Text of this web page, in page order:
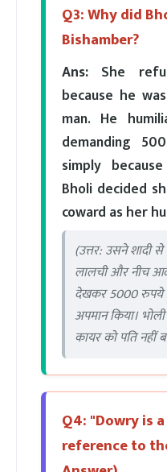
Q3: Why did
Bishamber?
Ans: She
because he
man. He
demanding
simply
Bholi decided
coward as her
(उत्तर: उसने शादी
लालची और नीच
देखकर 5000 रुपये
अपमान किया।
कायर को पति नहीं
Q4: "Dowry is
reference to